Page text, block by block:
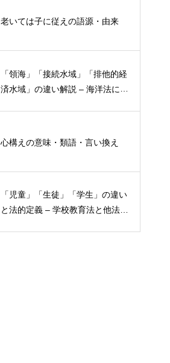
老いては子に従えの語源・由来
「領海」「接続水域」「排他的経
済水域」の違い解説 – 海洋法にお
心構えの意味・類語・言い換え
「児童」「生徒」「学生」の違い
と法的定義 – 学校教育法と他法律